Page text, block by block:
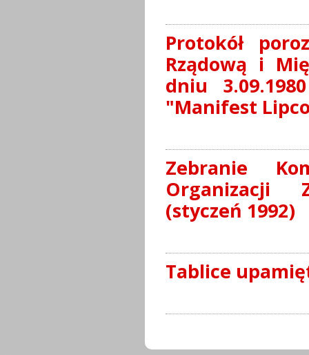
Protokół
Rządową i
dniu
"Manifest
Zebranie
Organizacji
(styczeń 1992)
Tablice